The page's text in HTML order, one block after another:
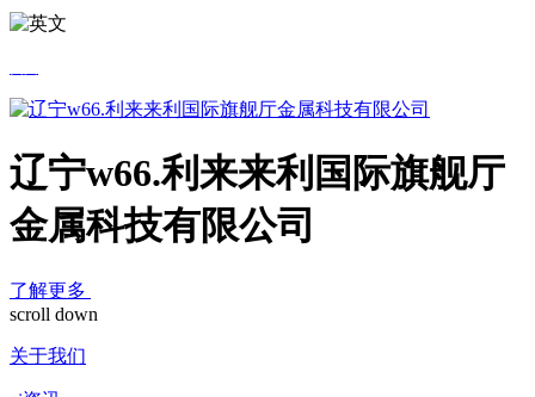
辽宁w66.利来来利国际旗舰厅
金属科技有限公司
了解更多
scroll down
关于我们